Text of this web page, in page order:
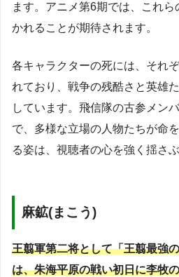
ます。アニメ第6期では、これ
かれることが期待されます。
各キャラクターの死には、それ
れており、戦争の残酷さと英雄
しています。飛信隊の古参メン
で、多様な立場の人物たちが命
る姿は、視聴者の心を強く揺さ
麻鉱(まこう)
王翦軍第二将として「王翦最強
は、朱海平原の戦い初日に李牧